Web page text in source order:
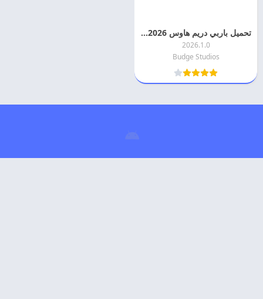
تحميل باربي دريم هاوس 2026 Barbie Dreamhouse Adventures مهكره
2026.1.0
Budge Studios